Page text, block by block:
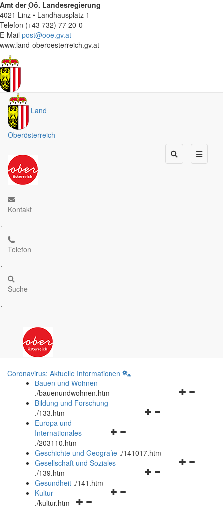
Amt derOö. Landesregierung
4021 Linz • Landhausplatz 1
Telefon (+43 732) 77 20-0
E-Mail post@ooe.gv.at
www.land-oberoesterreich.gv.at
Land
Oberösterreich
Kontakt
.
Telefon
.
Suche
.
Coronavirus: Aktuelle Informationen
Bauen und Wohnen
./bauenundwohnen.htm
Navigationsmenü
Bildung und Forschung
./133.htm
Navigationsmenü
und
schließen
Europa und
Internationales
./203110.htm
Geschichte und Geografie ./141017.htm
Navigationsmenü
Gesellschaft und Soziales
./139.htm
Navigationsmenü
Gesundheit ./141.htm
Navigationsmenü
Kultur
./kultur.htm